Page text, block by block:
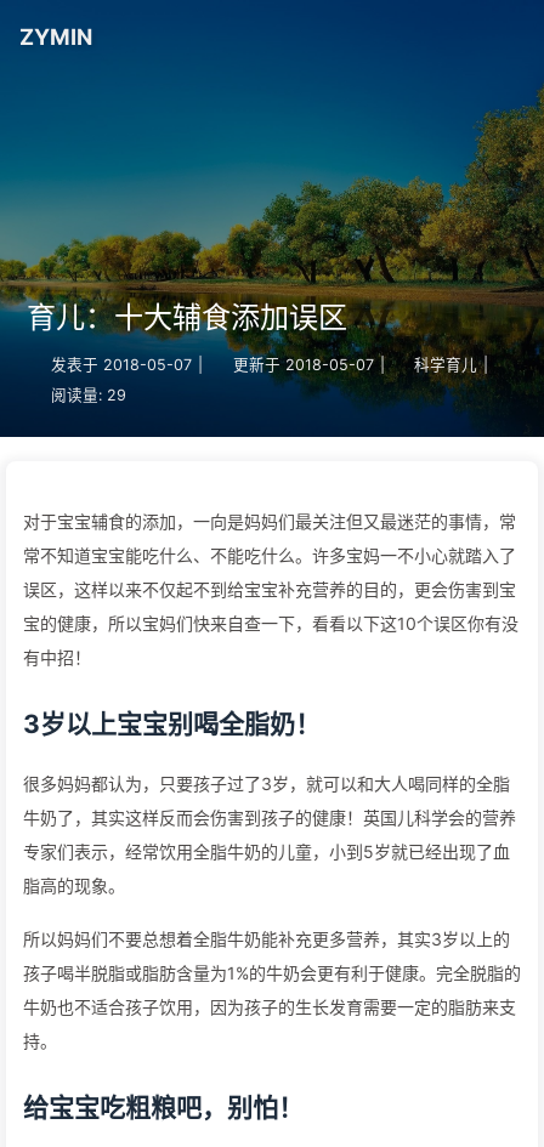
ZYMIN
育儿：十大辅食添加误区
发表于 2018-05-07 更新于 2018-05-07 | 科学育儿 |
阅读量: 29
对于宝宝辅食的添加，一向是妈妈们最关注但又最迷茫的事情，常
常不知道宝宝能吃什么、不能吃什么。许多宝妈一不小心就踏入了
误区，这样以来不仅起不到给宝宝补充营养的目的，更会伤害到宝
宝的健康，所以宝妈们快来自查一下，看看以下这10个误区你有没
有中招！
3岁以上宝宝别喝全脂奶！
很多妈妈都认为，只要孩子过了3岁，就可以和大人喝同样的全脂
牛奶了，其实这样反而会伤害到孩子的健康！英国儿科学会的营养
专家们表示，经常饮用全脂牛奶的儿童，小到5岁就已经出现了血
脂高的现象。
所以妈妈们不要总想着全脂牛奶能补充更多营养，其实3岁以上的
孩子喝半脱脂或脂肪含量为1%的牛奶会更有利于健康。完全脱脂的
牛奶也不适合孩子饮用，因为孩子的生长发育需要一定的脂肪来支
持。
给宝宝吃粗粮吧，别怕！